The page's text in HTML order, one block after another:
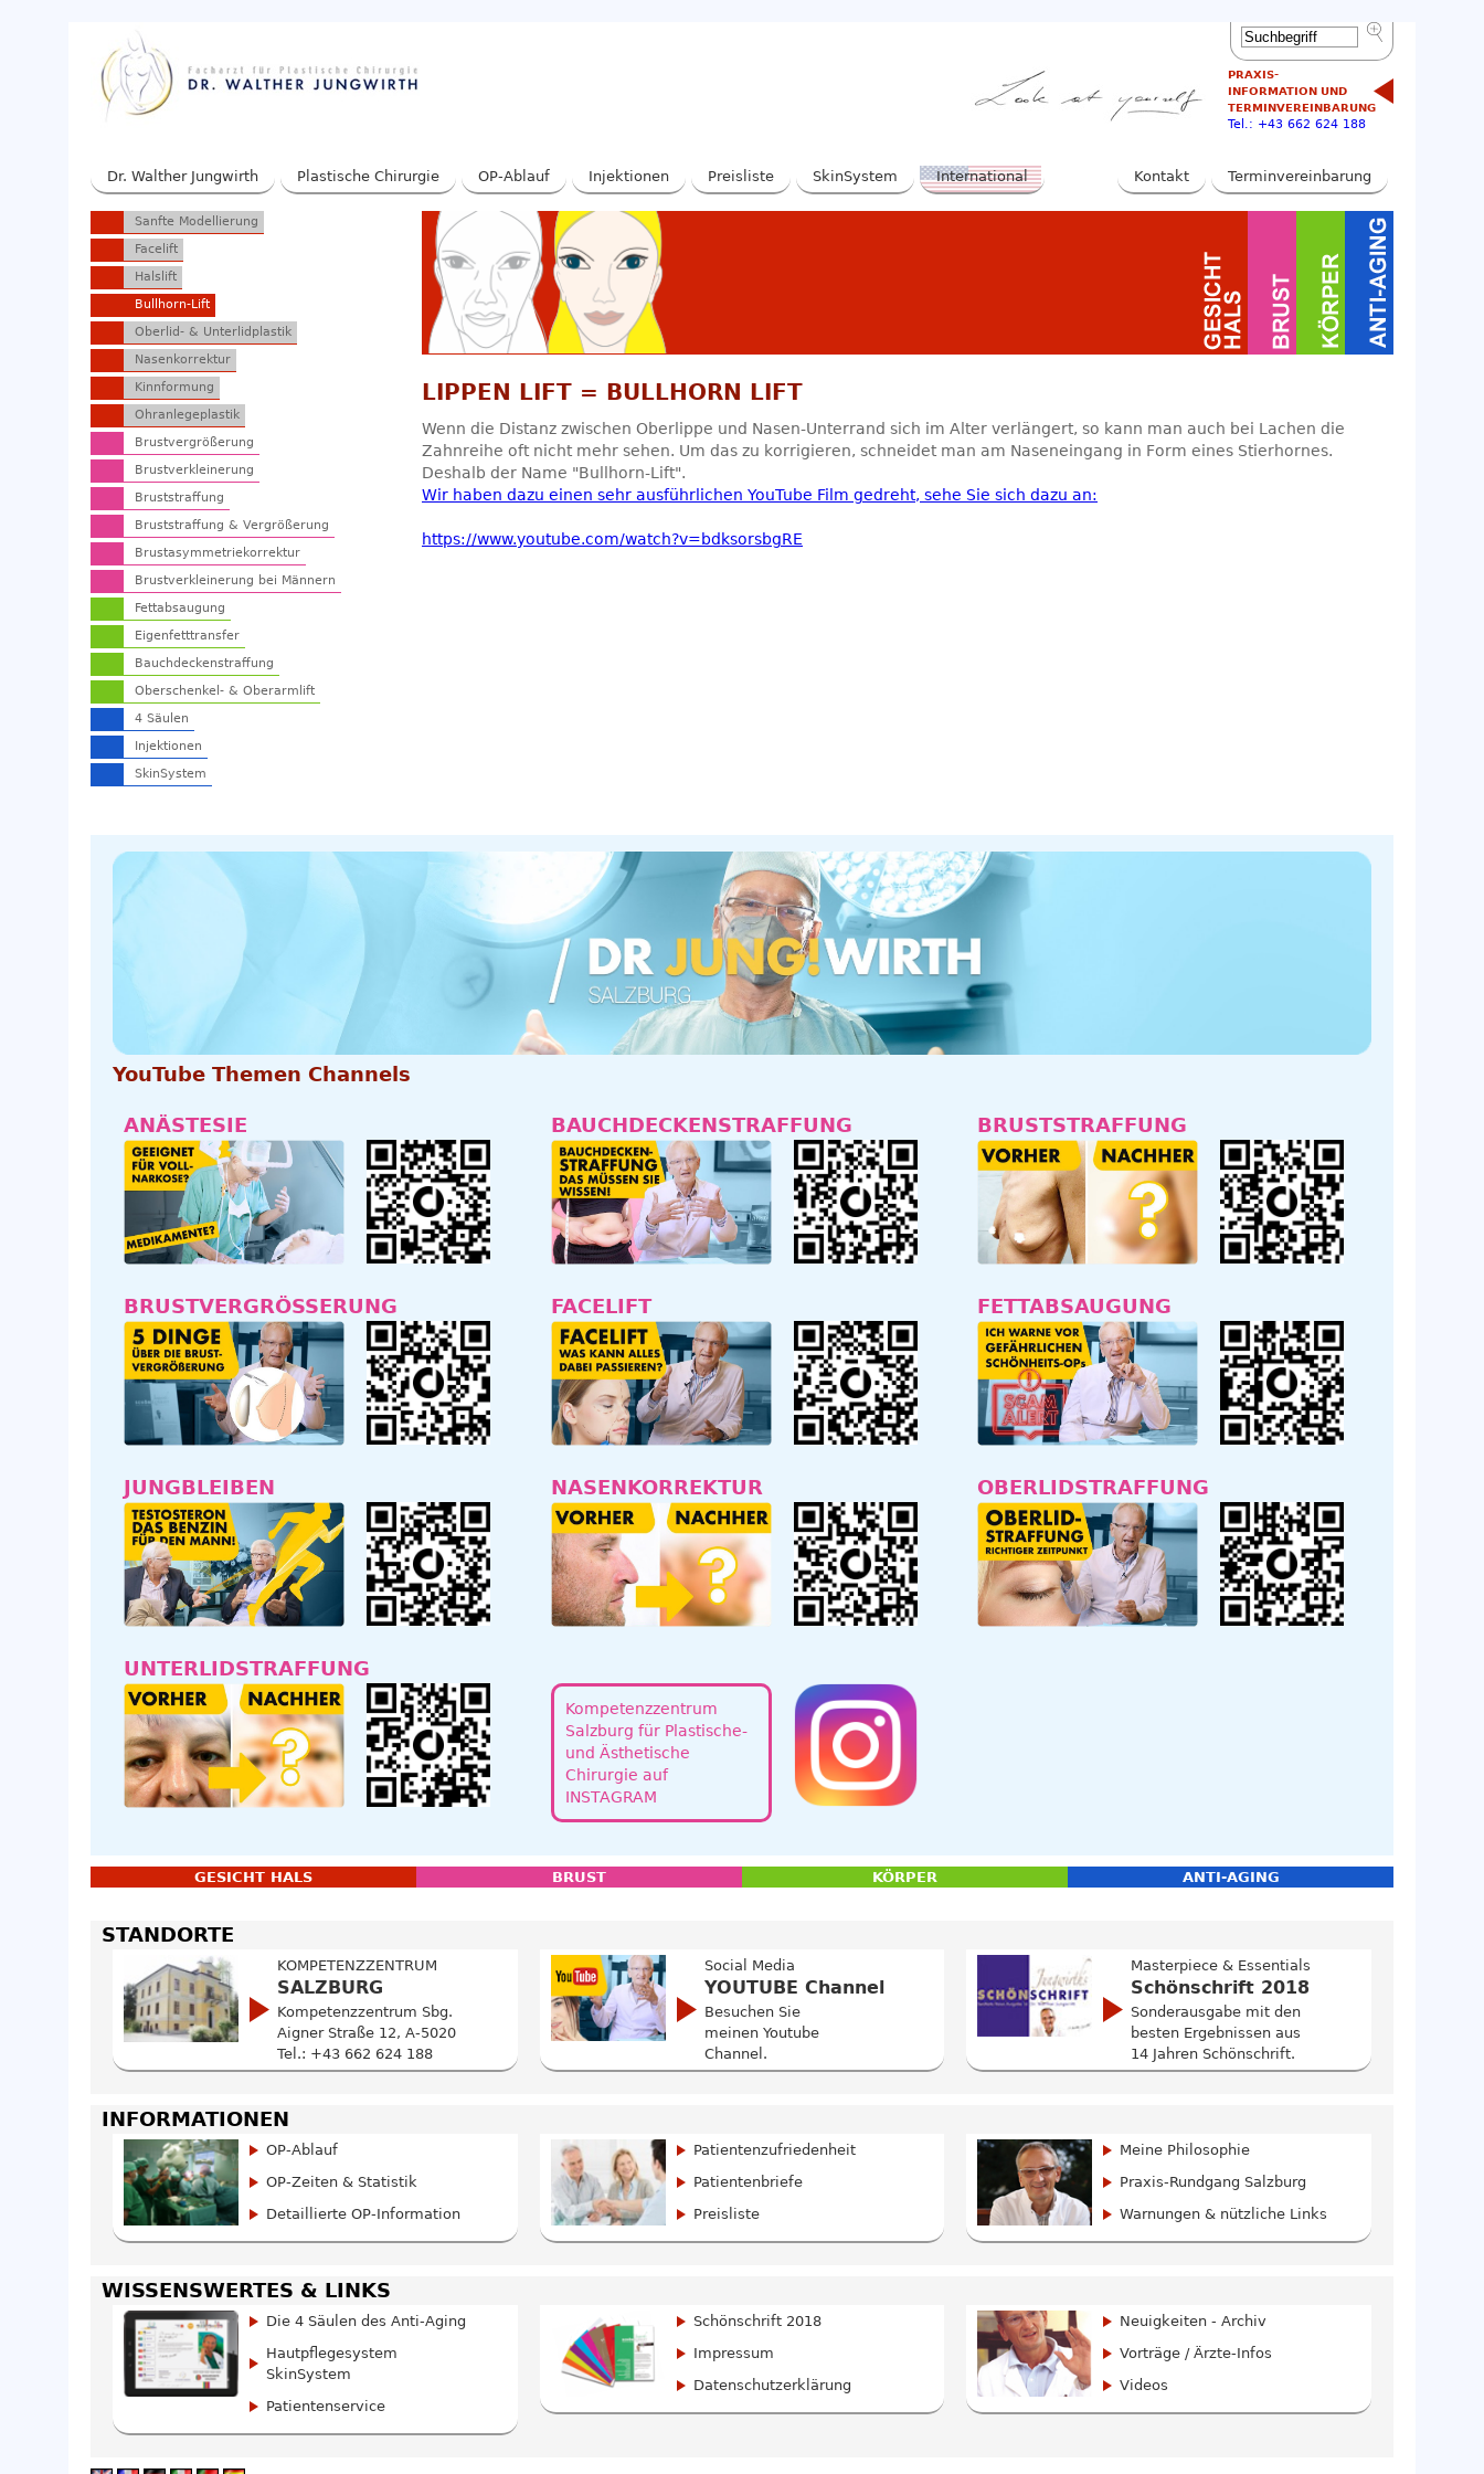
PRAXIS-
INFORMATION UND
TERMINVEREINBARUNG
Tel.: +43 662 624 188
Dr. Walther Jungwirth Plastische Chirurgie OP-Ablauf Injektionen Preisliste SkinSystem International Kontakt Terminvereinbarung
Sanfte Modellierung
Facelift
Halslift
Bullhorn-Lift
Oberlid- & Unterlidplastik
Nasenkorrektur
Kinnformung
Ohranlegeplastik
Brustvergrößerung
Brustverkleinerung
Bruststraffung
Bruststraffung & Vergrößerung
Brustasymmetriekorrektur
Brustverkleinerung bei Männern
Fettabsaugung
Eigenfetttransfer
Bauchdeckenstraffung
Oberschenkel- & Oberarmlift
4 Säulen
Injektionen
SkinSystem
LIPPEN LIFT = BULLHORN LIFT
Wenn die Distanz zwischen Oberlippe und Nasen-Unterrand sich im Alter verlängert, so kann man auch bei Lachen die
Zahnreihe oft nicht mehr sehen. Um das zu korrigieren, schneidet man am Naseneingang in Form eines Stierhornes.
Deshalb der Name "Bullhorn-Lift".
Wir haben dazu einen sehr ausführlichen YouTube Film gedreht, sehe Sie sich dazu an:
https://www.youtube.com/watch?v=bdksorsbgRE
YouTube Themen Channels
ANÄSTESIE BAUCHDECKENSTRAFFUNG BRUSTSTRAFFUNG
BRUSTVERGRÖSSERUNG FACELIFT FETTABSAUGUNG
JUNGBLEIBEN NASENKORREKTUR OBERLIDSTRAFFUNG
UNTERLIDSTRAFFUNG
Kompetenzzentrum
Salzburg für Plastische-
und Ästhetische
Chirurgie auf
INSTAGRAM
GESICHT HALS BRUST KÖRPER ANTI-AGING
STANDORTE
KOMPETENZZENTRUM
SALZBURG
Kompetenzzentrum Sbg.
Aigner Straße 12, A-5020
Tel.: +43 662 624 188
Social Media
YOUTUBE Channel
Besuchen Sie
meinen Youtube
Channel.
Masterpiece & Essentials
Schönschrift 2018
Sonderausgabe mit den
besten Ergebnissen aus
14 Jahren Schönschrift.
INFORMATIONEN
OP-Ablauf
OP-Zeiten & Statistik
Detaillierte OP-Information
Patientenzufriedenheit
Patientenbriefe
Preisliste
Meine Philosophie
Praxis-Rundgang Salzburg
Warnungen & nützliche Links
WISSENSWERTES & LINKS
Die 4 Säulen des Anti-Aging
Hautpflegesystem
SkinSystem
Patientenservice
Schönschrift 2018
Impressum
Datenschutzerklärung
Neuigkeiten - Archiv
Vorträge / Ärzte-Infos
Videos